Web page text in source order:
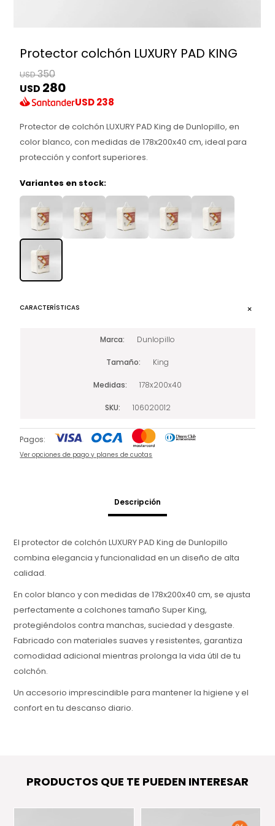
Protector colchón LUXURY PAD KING
USD350
USD 280
USD238
Protector de colchón LUXURY PAD King de Dunlopillo, en
color blanco, con medidas de 178x200x40 cm, ideal para
protección y confort superiores.
Variantes en stock:
CARACTERÍSTICAS
Marca Dunlopillo
Tamaño King
Medidas 178x200x40
SKU 106020012
Pagos:
Ver opciones de pago y planes de cuotas
Descripción
El protector de colchón LUXURY PAD King de Dunlopillo
combina elegancia y funcionalidad en un diseño de alta
calidad.
En color blanco y con medidas de 178x200x40 cm, se ajusta
perfectamente a colchones tamaño Super King,
protegiéndolos contra manchas, suciedad y desgaste.
Fabricado con materiales suaves y resistentes, garantiza
comodidad adicional mientras prolonga la vida útil de tu
colchón.
Un accesorio imprescindible para mantener la higiene y el
confort en tu descanso diario.
PRODUCTOS QUE TE PUEDEN INTERESAR